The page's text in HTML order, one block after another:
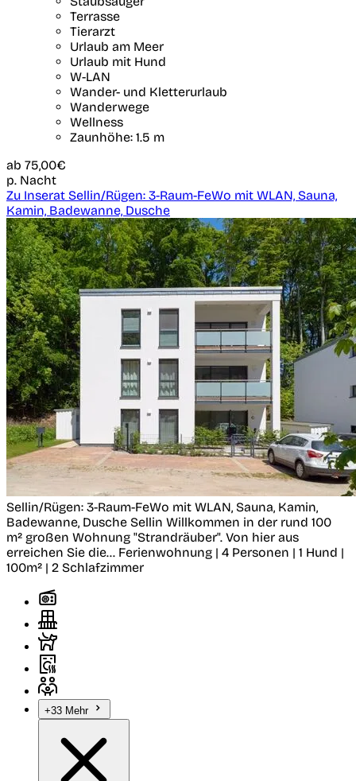
Terrasse
Tierarzt
Urlaub am Meer
Urlaub mit Hund
W-LAN
Wander- und Kletterurlaub
Wanderwege
Wellness
Zaunhöhe: 1.5 m
ab 75,00€
p. Nacht
Zu Inserat Sellin/Rügen: 3-Raum-FeWo mit WLAN, Sauna,
Kamin, Badewanne, Dusche
Sellin/Rügen: 3-Raum-FeWo mit WLAN, Sauna, Kamin,
Badewanne, Dusche Sellin Willkommen in der rund 100
m² großen Wohnung "Strandräuber". Von hier aus
erreichen Sie die... Ferienwohnung | 4 Personen | 1 Hund |
100m² | 2 Schlafzimmer
+33 Mehr